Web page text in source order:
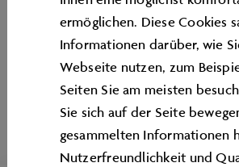
ermöglichen. Diese Cookies
Informationen darüber, wie
Webseite nutzen, zum
Seiten Sie am meisten
Sie sich auf der Seite
gesammelten Informationen
Nutzerfreundlichkeit und